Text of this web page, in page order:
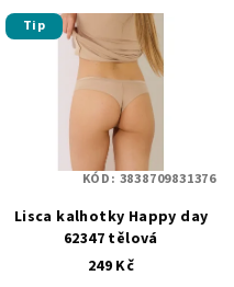
Tip
Lisca kalhotky Happy day
62347 tělová
249 Kč
KÓD: 3838709831376